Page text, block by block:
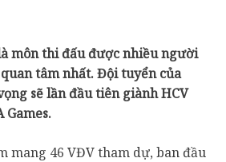
môn thi đấu được nhiều người
tâm nhất. Đội tuyển của
sẽ lần đầu tiên giành HCV
Games.
mang 46 VĐV tham dự, ban đầu